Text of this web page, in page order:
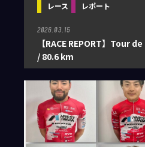
レース レポート
2026.03.15
【RACE REPORT】Tour
/ 80.6 km